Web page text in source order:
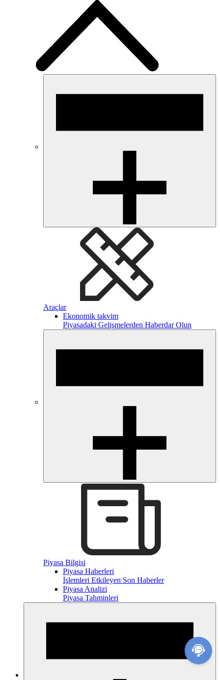
Araçlar
Ekonomik takvim
Piyasadaki Gelişmelerden Haberdar Olun
Piyasa Bilgisi
Piyasa Haberleri
İşlemleri Etkileyen Son Haberler
Piyasa Analizi
Piyasa Tahminleri